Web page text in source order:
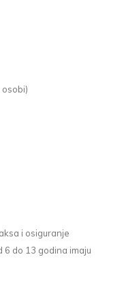
i osiguranje
6 do 13 godina imaju